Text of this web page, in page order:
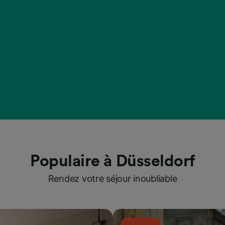
Populaire à Düsseldorf
Rendez votre séjour inoubliable